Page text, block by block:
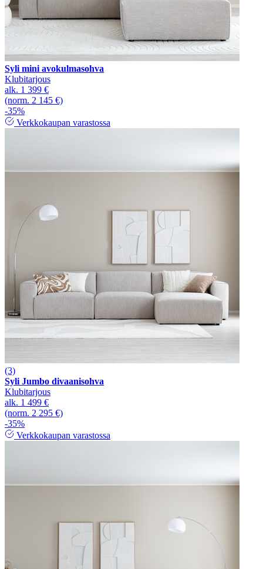
Syli mini avokulmasohva
Klubitarjous
alk. 1 399 €
(norm. 2 145 €)
-35%
Verkkokaupan varastossa
(3)
Syli Jumbo divaanisohva
Klubitarjous
alk. 1 499 €
(norm. 2 295 €)
-35%
Verkkokaupan varastossa